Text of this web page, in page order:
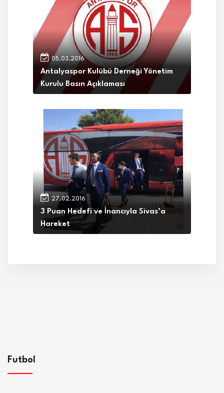
05.03.2016
Antalyaspor Kulübü Derneği Yönetim
Kurulu Basın Açıklaması
27.02.2016
3 Puan Hedefi ve İnancıyla Sivas’a
Hareket
Futbol